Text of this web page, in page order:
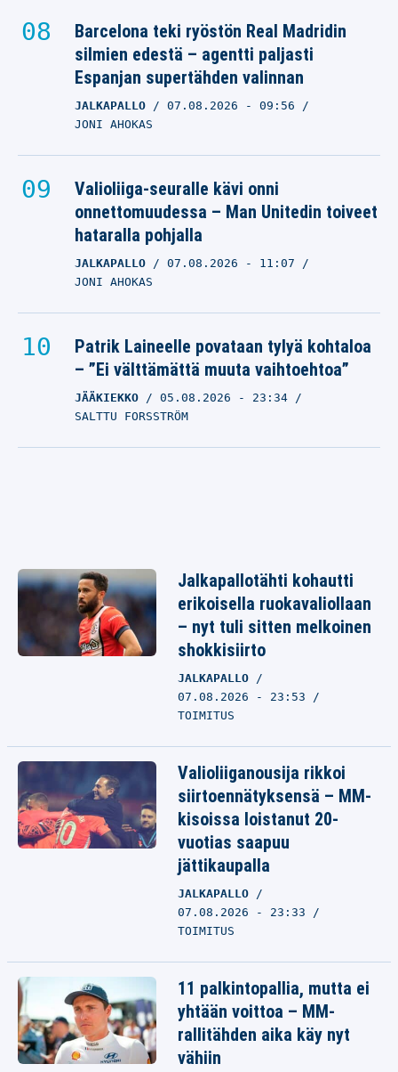
Barcelona teki ryöstön Real Madridin
silmien edestä – agentti paljasti
Espanjan supertähden valinnan
JALKAPALLO 07.08.2026 - 09:56
JONI AHOKAS
Valioliiga-seuralle kävi onni
onnettomuudessa – Man Unitedin toiveet
hataralla pohjalla
JALKAPALLO 07.08.2026 - 11:07
JONI AHOKAS
Patrik Laineelle povataan tylyä kohtaloa
– ”Ei välttämättä muuta vaihtoehtoa”
JÄÄKIEKKO 05.08.2026 - 23:34
SALTTU FORSSTRÖM
Jalkapallotähti kohautti
erikoisella ruokavaliollaan
– nyt tuli sitten melkoinen
shokkisiirto
JALKAPALLO
07.08.2026 - 23:53
TOIMITUS
Valioliiganousija rikkoi
siirtoennätyksensä – MM-
kisoissa loistanut 20-
vuotias saapuu
jättikaupalla
JALKAPALLO
07.08.2026 - 23:33
TOIMITUS
11 palkintopallia, mutta ei
yhtään voittoa – MM-
rallitähden aika käy nyt
vähiin